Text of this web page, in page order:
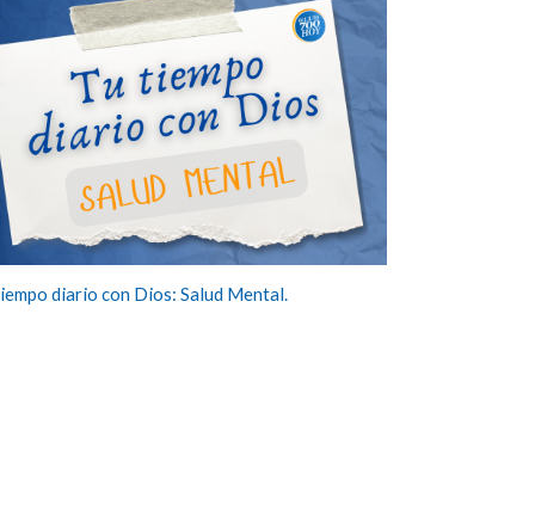
diario con Dios: Salud Mental.